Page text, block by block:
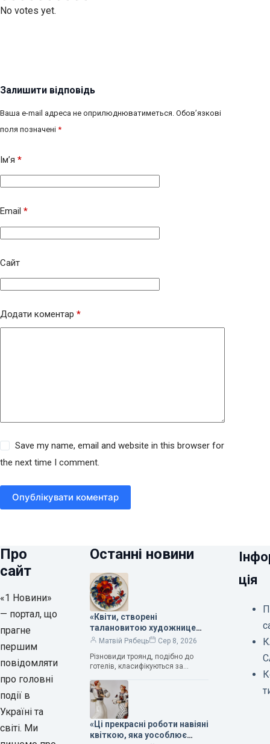
No votes yet.
Залишити відповідь
Ваша e-mail адреса не оприлюднюватиметься. Обов’язкові
поля позначені *
Ім’я *
Email *
Сайт
Додати коментар *
Save my name, email and website in this browser for
the next time I comment.
Опублікувати коментар
Про
сайт
«1 Новини»
— портал, що
прагне
першим
повідомляти
про головні
події в
Україні та
світі. Ми
Останні новини
«Квіти, створені
талановитою художницею
Валентиною Трегубовою,
— колекціонерка Людмила
Карпінська-Романюк
Матвій Рябець
Сер 8, 2026
Різновиди троянд, подібно до
готелів, класифікуються за
класифікації квітів їх лише чотири.
Критерії оцінки включають
розмір…
«Ці прекрасні роботи навіяні
квіткою, яка уособлює
ція